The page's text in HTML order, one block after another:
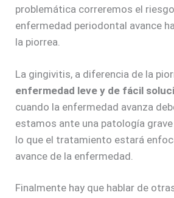
problemática correremos el
enfermedad periodontal avance
la piorrea.
La gingivitis, a diferencia de la
enfermedad leve y de fácil
cuando la enfermedad avanza
estamos ante una patología
lo que el tratamiento estará
avance de la enfermedad.
Finalmente hay que hablar de